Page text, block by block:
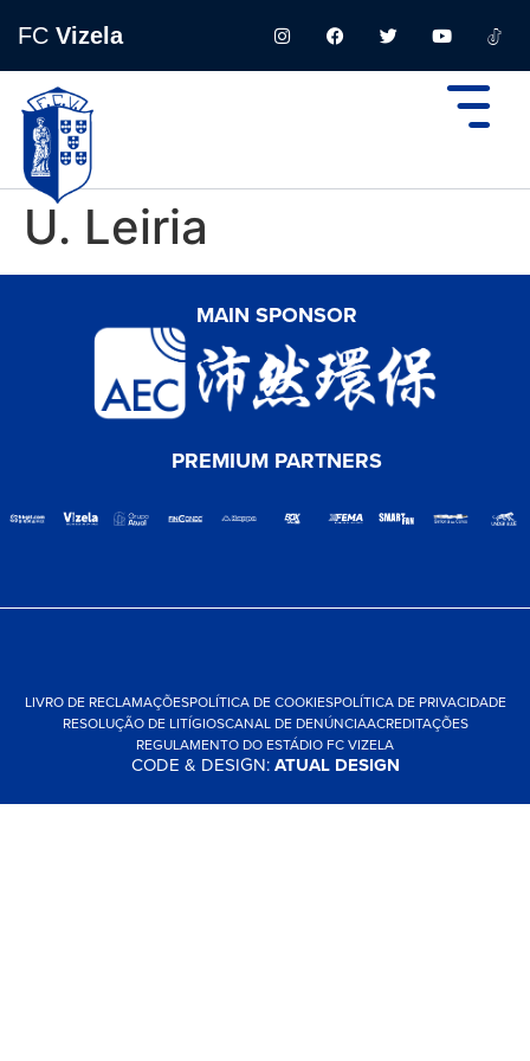
FC Vizela
U. Leiria
MAIN SPONSOR
PREMIUM PARTNERS
LIVRO DE RECLAMAÇÕESPOLÍTICA DE COOKIESPOLÍTICA DE PRIVACIDADE
RESOLUÇÃO DE LITÍGIOSCANAL DE DENÚNCIAACREDITAÇÕES
REGULAMENTO DO ESTÁDIO FC VIZELA
CODE & DESIGN:ATUAL DESIGN